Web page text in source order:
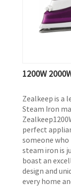
1200W
Zealkeep is a
Steam Iron
perfect
someone
steam iron is
boast an
design and
every home